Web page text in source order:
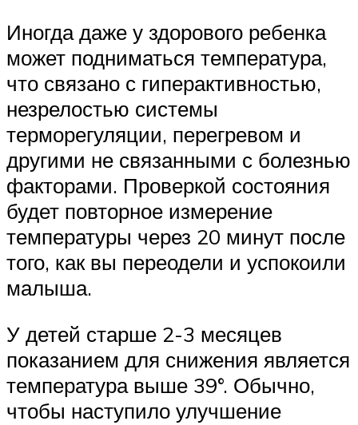
Иногда даже у здорового ребенка
может подниматься температура,
что связано с гиперактивностью,
незрелостью системы
терморегуляции, перегревом и
другими не связанными с болезнью
факторами. Проверкой состояния
будет повторное измерение
температуры через 20 минут после
того, как вы переодели и успокоили
малыша.
У детей старше 2-3 месяцев
показанием для снижения является
температура выше 39°. Обычно,
чтобы наступило улучшение